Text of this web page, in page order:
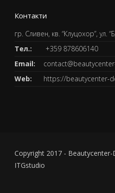
Контакти
гр. Сливен, кв. “Клуцохор”, ул.
Тел.:
+359 878606140
Email:
Web:
https://beautycenter-
Copyright 2017 - Beautycenter-
ITGstudio